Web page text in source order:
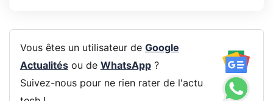
Vous êtes un utilisateur de Google
Actualitésou de WhatsApp?
Suivez-nous pour ne rien rater de l'actu